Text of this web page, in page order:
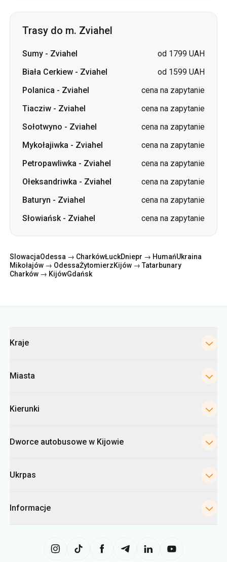
Trasy do m. Zviahel
Sumy - Zviahel
od 1799 UAH
Biała Cerkiew - Zviahel
od 1599 UAH
Polanica - Zviahel
cena na zapytanie
Tiacziw - Zviahel
cena na zapytanie
Sołotwyno - Zviahel
cena na zapytanie
Mykołajiwka - Zviahel
cena na zapytanie
Petropawliwka - Zviahel
cena na zapytanie
Ołeksandriwka - Zviahel
cena na zapytanie
Baturyn - Zviahel
cena na zapytanie
Słowiańsk- Zviahel cena na zapytanie
SlowacjaOdessa → CharkówŁuckDniepr → HumańUkraina
Mikołajów → OdessaŻytomierzKijów → Tatarbunary
Charków → KijówGdańsk
Kraje
Miasta
Kierunki
Dworce autobusowe w Kijowie
Ukrpas
Informacje